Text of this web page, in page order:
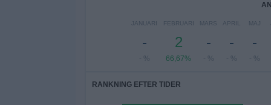
JANUARI
-
- %
FEBRUARI
2
66,67%
MARS
-
- %
APRIL
-
- %
MAJ
-
- %
RANKNING EFTER TIDER